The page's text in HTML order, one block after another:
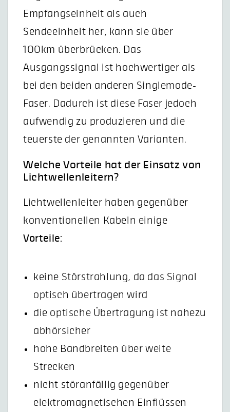
Empfangseinheit als auch
Sendeeinheit her, kann sie über
100km überbrücken. Das
Ausgangssignal ist hochwertiger als
bei den beiden anderen Singlemode-
Faser. Dadurch ist diese Faser jedoch
aufwendig zu produzieren und die
teuerste der genannten Varianten.
Welche Vorteile hat der Einsatz von
Lichtwellenleitern?
Lichtwellenleiter haben gegenüber
konventionellen Kabeln einige
Vorteile:
keine Störstrahlung, da das Signal
optisch übertragen wird
die optische Übertragung ist nahezu
abhörsicher
hohe Bandbreiten über weite
Strecken
nicht störanfällig gegenüber
elektromagnetischen Einflüssen